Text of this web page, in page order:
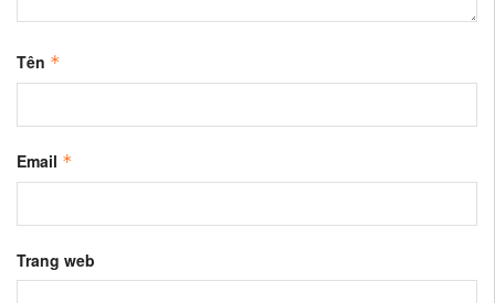
Tên *
Email *
Trang web